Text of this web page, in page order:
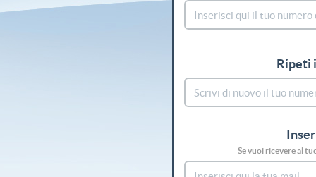
Ripeti
Se vuoi ricevere al